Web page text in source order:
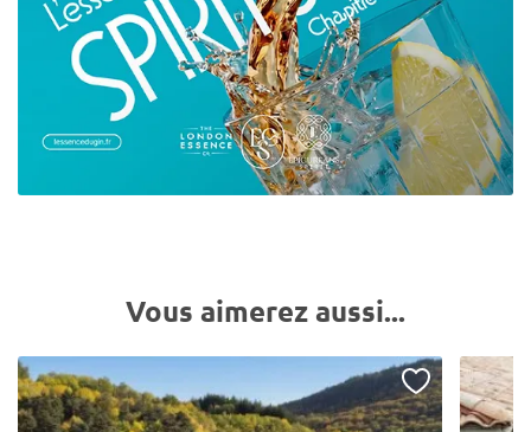
Vous aimerez aussi...